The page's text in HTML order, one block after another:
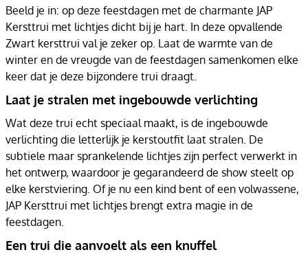
Beeld je in: op deze feestdagen met de charmante JAP
Kersttrui met lichtjes dicht bij je hart. In deze opvallende
Zwart kersttrui val je zeker op. Laat de warmte van de
winter en de vreugde van de feestdagen samenkomen elke
keer dat je deze bijzondere trui draagt.
Laat je stralen met ingebouwde verlichting
Wat deze trui echt speciaal maakt, is de ingebouwde
verlichting die letterlijk je kerstoutfit laat stralen. De
subtiele maar sprankelende lichtjes zijn perfect verwerkt in
het ontwerp, waardoor je gegarandeerd de show steelt op
elke kerstviering. Of je nu een kind bent of een volwassene,
JAP Kersttrui met lichtjes brengt extra magie in de
feestdagen.
Een trui die aanvoelt als een knuffel